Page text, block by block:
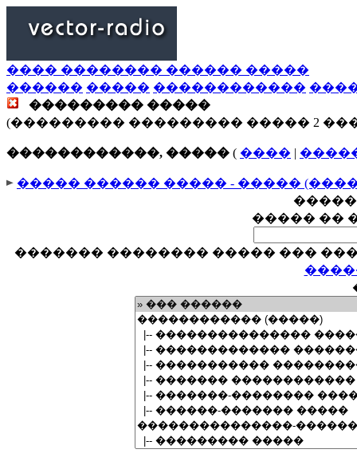
���� �������� ������ �����
������ ����� ������������
��������� �����
(��������� ��������� ����� 2
������������, ����� ( ���� |
����� ������ ����� - �����
����� ��
������� �������� ����� ���